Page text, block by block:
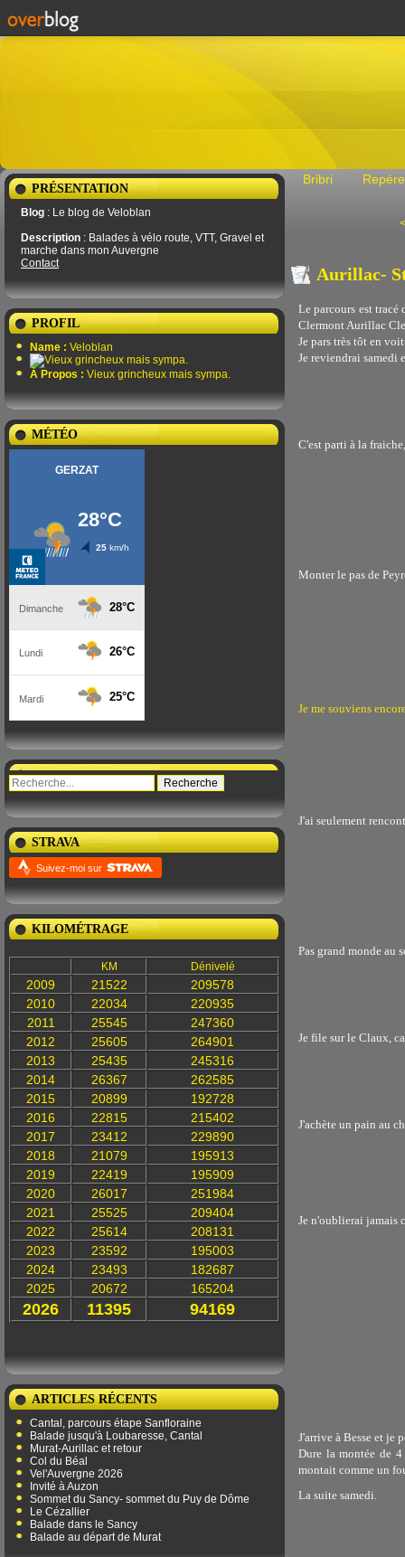
PRÉSENTATION
Blog : Le blog de Veloblan
Description : Balades à vélo route, VTT, Gravel et
marche dans mon Auvergne
Contact
PROFIL
Name : Veloblan
À Propos : Vieux grincheux mais sympa.
MÉTÉO
STRAVA
Suivez-moi sur
KILOMÉTRAGE
KM Dénivelé
2009 21522
209578
2010
22034
220935
2011
25545
247360
2012
25605
264901
2013
25435
245316
2014
26367
262585
2015
20899
192728
2016
22815
215402
2017
23412
229890
2018
21079
195913
2019
22419
195909
2020
26017
251984
2021
25525
209404
2022
25614
208131
2023
23592
195003
2024
23493
182687
2025
20672 165204
2026 11395 94169
ARTICLES RÉCENTS
Cantal, parcours étape Sanfloraine
Balade jusqu'à Loubaresse, Cantal
Murat-Aurillac et retour
Col du Béal
Vel'Auvergne 2026
Invité à Auzon
Sommet du Sancy- sommet du Puy de Dôme
Le Cézallier
Balade dans le Sancy
Balade au départ de Murat
Bribri
Aurillac-
Le parcours est tracé
Clermont Aurillac
Je pars très tôt en
Je reviendrai
C'est parti à la
Monter le pas de
Je me souviens
J'ai seulement
Pas grand monde au
Je file sur le Claux,
J'achète un pain au
Je n'oublierai jamais
J'arrive à Besse et je
Dure la montée de
montait comme un
La suite samedi.